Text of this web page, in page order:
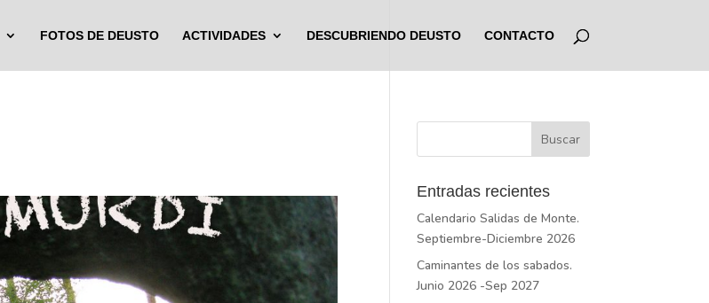
FOTOS DE DEUSTO ACTIVIDADES DESCUBRIENDO DEUSTO CONTACTO
Entradas recientes
Calendario Salidas de Monte.
Septiembre-Diciembre 2026
Caminantes de los sabados.
Junio 2026 -Sep 2027